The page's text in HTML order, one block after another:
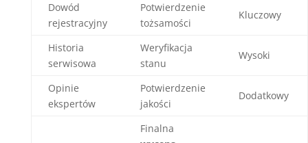
Dowód
rejestracyjny
Potwierdzenie
tożsamości
Kluczowy
Historia
serwisowa
Weryfikacja
stanu
Wysoki
Opinie
ekspertów
Potwierdzenie
jakości
Dodatkowy
Finalna